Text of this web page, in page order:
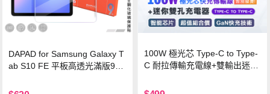
DAPAD for Samsung Galaxy T
ab S10 FE 平板高透光滿版9H
100W 極光芯 Type-C to Type-
C 耐拉傳輸充電線+雙輸出迷你